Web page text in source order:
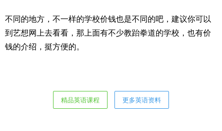
不同的地方，不一样的学校价钱也是不同的吧，建议你可以
到艺想网上去看看，那上面有不少教跆拳道的学校，也有价
钱的介绍，挺方便的。
精品英语课程 更多英语资料